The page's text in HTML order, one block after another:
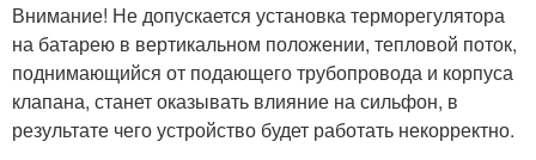
Внимание! Не допускается установка терморегулятора
на батарею в вертикальном положении, тепловой поток,
поднимающийся от подающего трубопровода и корпуса
клапана, станет оказывать влияние на сильфон, в
результате чего устройство будет работать некорректно.